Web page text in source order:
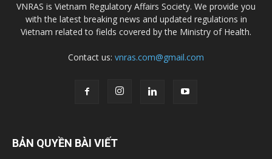
VNRAS is Vietnam Regulatory Affairs Society. We provide you
with the latest breaking news and updated regulations in
Vietnam related to fields covered by the Ministry of Health.
Contact us: vnras.com@gmail.com
BẢN QUYỀN BÀI VIẾT